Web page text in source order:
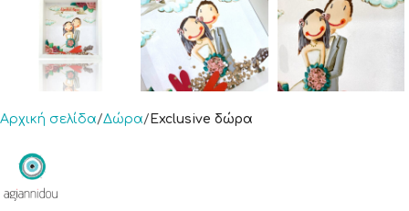
Αρχική σελίδα Δώρα Exclusive δώρα